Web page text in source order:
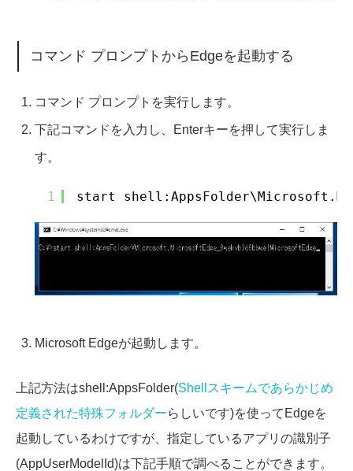
コマンド プロンプトからEdgeを起動する
コマンド プロンプトを実行します。
下記コマンドを入力し、Enterキーを押して実行しま
す。
1 start
Microsoft Edgeが起動します。
上記方法はshell:AppsFolder(Shellスキームであらかじめ
定義された特殊フォルダーらしいです)を使ってEdgeを
起動しているわけですが、指定しているアプリの識別子
(AppUserModelId)は下記手順で調べることができます。